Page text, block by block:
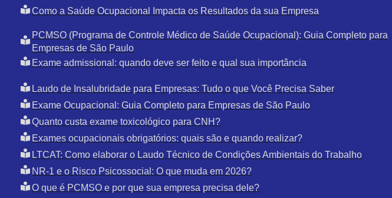
Como a Saúde Ocupacional Impacta os Resultados da sua Empresa
PCMSO (Programa de Controle Médico de Saúde Ocupacional): Guia Completo para
Empresas de São Paulo
Exame admissional: quando deve ser feito e qual sua importância
Laudo de Insalubridade para Empresas: Tudo o que Você Precisa Saber
Exame Ocupacional: Guia Completo para Empresas de São Paulo
Quanto custa exame toxicológico para CNH?
Exames ocupacionais obrigatórios: quais são e quando realizar?
LTCAT: Como elaborar o Laudo Técnico de Condições Ambientais do Trabalho
NR-1 e o Risco Psicossocial: O que muda em 2026?
O que é PCMSO e por que sua empresa precisa dele?